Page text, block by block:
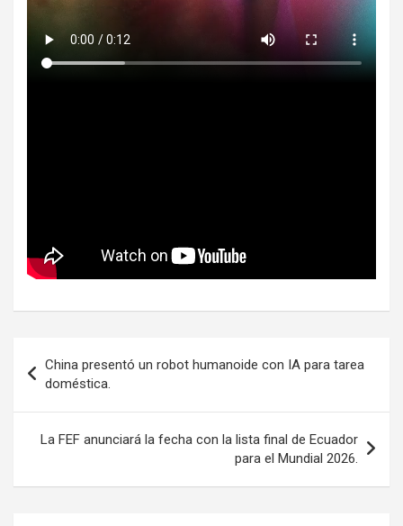
de
entradas
China presentó un robot humanoide con IA para tarea
doméstica.
La FEF anunciará la fecha con la lista final de Ecuador
para el Mundial 2026.